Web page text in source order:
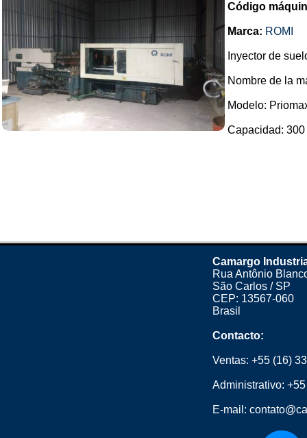
Código
Marca: ROMI
Inyector de
Nombre de la
Modelo:
Capacidad:
Camargo
Rua Antônio
São Carlos / SP
CEP: 13567-060
Brasil
Contacto:
Ventas: +55 (16)
Administrativo:
E-mail: